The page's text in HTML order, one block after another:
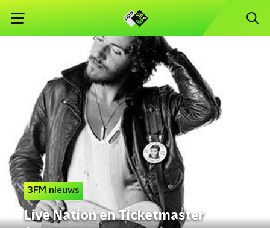
3FM nieuws
Live Nation en Ticketmaster